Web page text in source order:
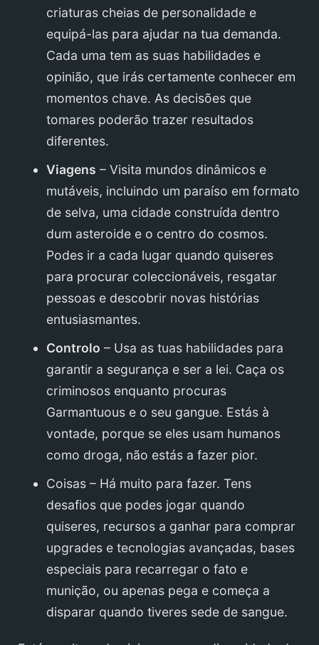
criaturas cheias de personalidade e
equipá-las para ajudar na tua demanda.
Cada uma tem as suas habilidades e
opinião, que irás certamente conhecer em
momentos chave. As decisões que
tomares poderão trazer resultados
diferentes.
Viagens – Visita mundos dinâmicos e
mutáveis, incluindo um paraíso em formato
de selva, uma cidade construída dentro
dum asteroide e o centro do cosmos.
Podes ir a cada lugar quando quiseres
para procurar coleccionáveis, resgatar
pessoas e descobrir novas histórias
entusiasmantes.
Controlo – Usa as tuas habilidades para
garantir a segurança e ser a lei. Caça os
criminosos enquanto procuras
Garmantuous e o seu gangue. Estás à
vontade, porque se eles usam humanos
como droga, não estás a fazer pior.
Coisas – Há muito para fazer. Tens
desafios que podes jogar quando
quiseres, recursos a ganhar para comprar
upgrades e tecnologias avançadas, bases
especiais para recarregar o fato e
munição, ou apenas pega e começa a
disparar quando tiveres sede de sangue.